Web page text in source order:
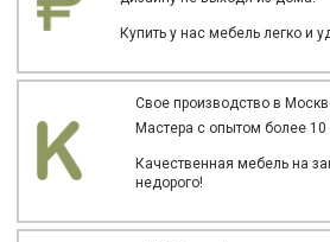
Купить у нас мебель легко и
Свое производство в
Мастера с опытом более 10
Качественная мебель на
недорого!